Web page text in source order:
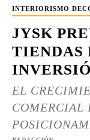
INTERIORISMO
JYSK
TIENDAS
EL
COMERCIAL